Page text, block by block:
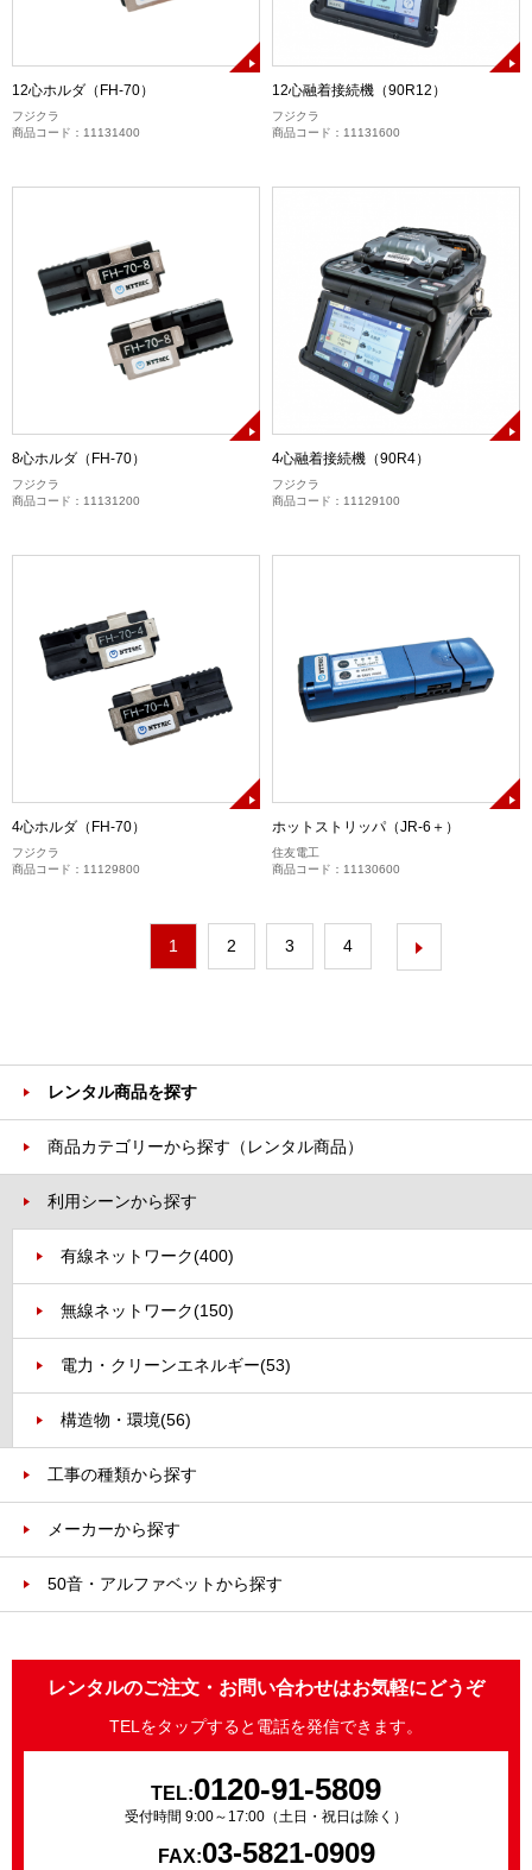
12心ホルダ（FH-70）
フジクラ
商品コード：11131400
12心融着接続機（90R12）
フジクラ
商品コード：11131600
8心ホルダ（FH-70）
フジクラ
商品コード：11131200
4心融着接続機（90R4）
フジクラ
商品コード：11129100
4心ホルダ（FH-70）
フジクラ
商品コード：11129800
ホットストリッパ（JR-6＋）
住友電工
商品コード：11130600
1 2 3 4
レンタル商品を探す
商品カテゴリーから探す（レンタル商品）
利用シーンから探す
有線ネットワーク(400)
無線ネットワーク(150)
電力・クリーンエネルギー(53)
構造物・環境(56)
工事の種類から探す
メーカーから探す
50音・アルファベットから探す
レンタルのご注文・お問い合わせはお気軽にどうぞ
TELをタップすると電話を発信できます。
TEL:0120-91-5809
受付時間 9:00～17:00（土日・祝日は除く）
FAX:03-5821-0909